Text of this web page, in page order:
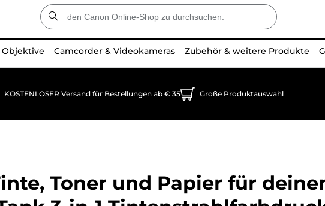
Objektive Camcorder & Videokameras Zubehör & weitere Produkte
KOSTENLOSER Versand für Bestellungen ab € 35 Große Produktauswahl
Toner und Papier für